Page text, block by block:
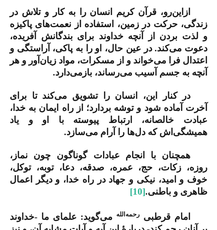
ازاین‌رو، قرآن کریم انسان را به کار و تلاش در
زندگی، حرکت در زمین، استفاده از نعمت‌های پاکیزه
و لذت بردن از آنچه خداوند برای بندگانش آفریده،
دعوت می‌کند. در عین حال، او را به پاکی، آراستگی و
اعتدال فرا می‌خواند و از مسکرات، مواد زیان‌آور و هر
آنچه به جسم آسیب می‌رساند، بازمی‌دارد.
در کنار این، انسان را تشویق می‌کند تا برای
آخرت آماده شود و توشه بردارد؛ از راه ایمان به خدا،
عبادت خالصانه، ارتباط پیوسته با او و یاد
همیشگی‌اش که دل‌ها را آرام می‌سازد.
همچنان با انجام عبادات گوناگون چون نماز،
روزه، زکات، حج، عمره، صدقه، دعا، توبه، توکل،
خوف و امید، نیکی و جهاد در راه خدا، و دیگر اعمال
ظاهری و باطنی.[10]
امام قرطبی رحمه‌الله می‌گوید: علمای ما -خداوند